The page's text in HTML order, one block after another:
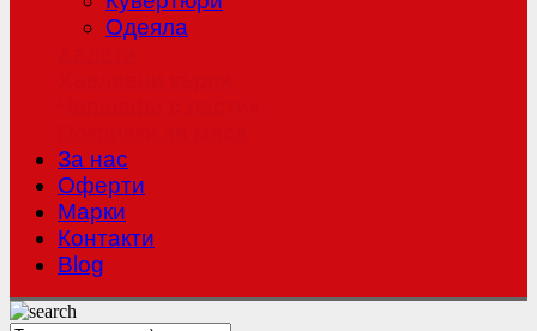
Одеяла
За нас
Оферти
Mарки
Контакти
Blog